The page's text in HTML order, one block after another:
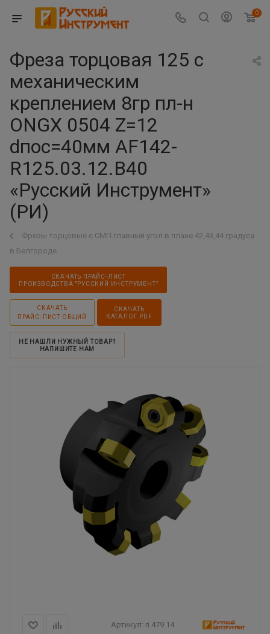
0
Фреза торцовая 125 с
механическим
креплением 8гр пл-н
ONGX 0504 Z=12
dпос=40мм AF142-
R125.03.12.B40
«Русский Инструмент»
(РИ)
Фрезы торцовые с СМП главный угол в плане 42,43,44 градуса
в Белгороде
СКАЧАТЬ ПРАЙС-ЛИСТ
ПРОИЗВОДСТВА "РУССКИЙ ИНСТРУМЕНТ"
СКАЧАТЬ
ПРАЙС-ЛИСТ ОБЩИЙ
СКАЧАТЬ
КАТАЛОГ PDF
НЕ НАШЛИ НУЖНЫЙ ТОВАР?
НАПИШИТЕ НАМ
Артикул: ri.479.14